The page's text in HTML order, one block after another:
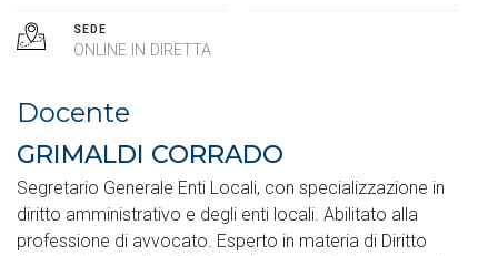
SEDE
ONLINE IN DIRETTA
Docente
GRIMALDI CORRADO
Segretario Generale Enti Locali, con specializzazione in
diritto amministrativo e degli enti locali. Abilitato alla
professione di avvocato. Esperto in materia di Diritto